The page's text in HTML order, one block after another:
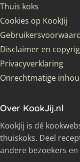
Thuis koks
Cookies op KookJij
Disclaimer en
Privacyverklaring
Onrechtmatige
Over KookJij.nl
KookJij is dé
thuiskoks. Deel
andere bezoekers